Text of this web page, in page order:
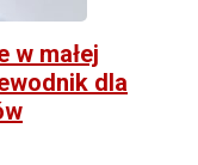
w małej
dla